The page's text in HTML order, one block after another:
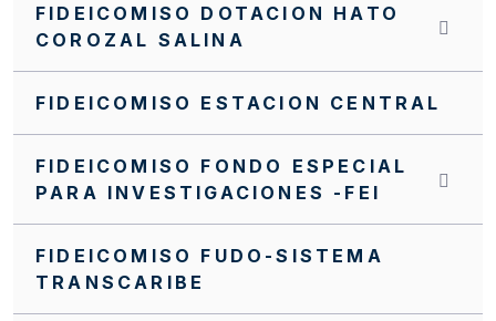
Invitación cerrada FFIE SC0098-2024
Invitación Cerrada No. 15 de 2019
Invitación Cerrada No 019 de 2019
FIDEICOMISO DOTACION HATO
COROZAL SALINA
FIDEICOMISO ESTACION CENTRAL
FIDEICOMISO FONDO ESPECIAL
PARA INVESTIGACIONES -FEI
FIDEICOMISO FUDO-SISTEMA
TRANSCARIBE